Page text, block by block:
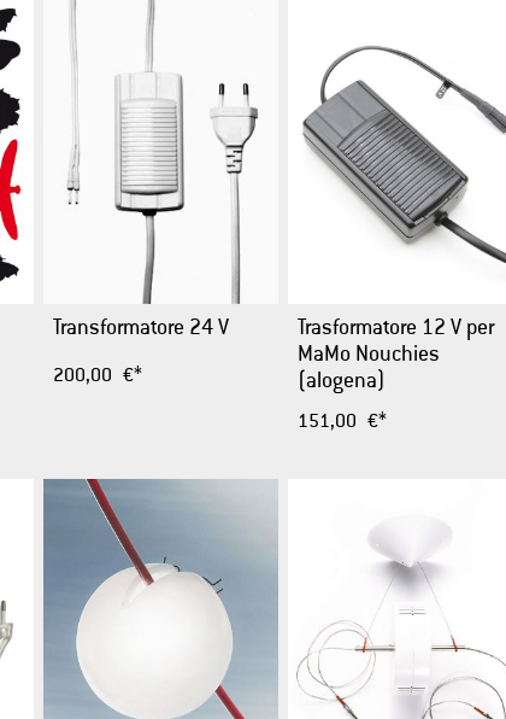
Transformatore 24 V
200,00 €*
Trasformatore 12 V per
MaMo Nouchies
(alogena)
151,00 €*